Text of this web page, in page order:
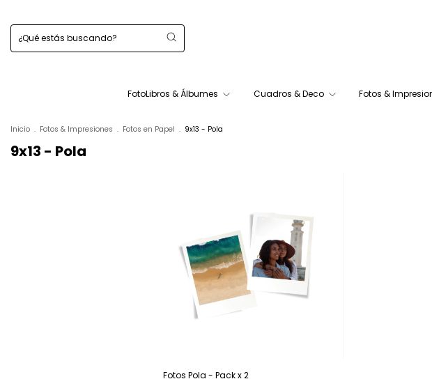
FotoLibros & Álbumes Cuadros & Deco Fotos &
Inicio . Fotos & Impresiones . Fotos en Papel . 9x13 - Pola
9x13 - Pola
Fotos Pola - Pack x 2